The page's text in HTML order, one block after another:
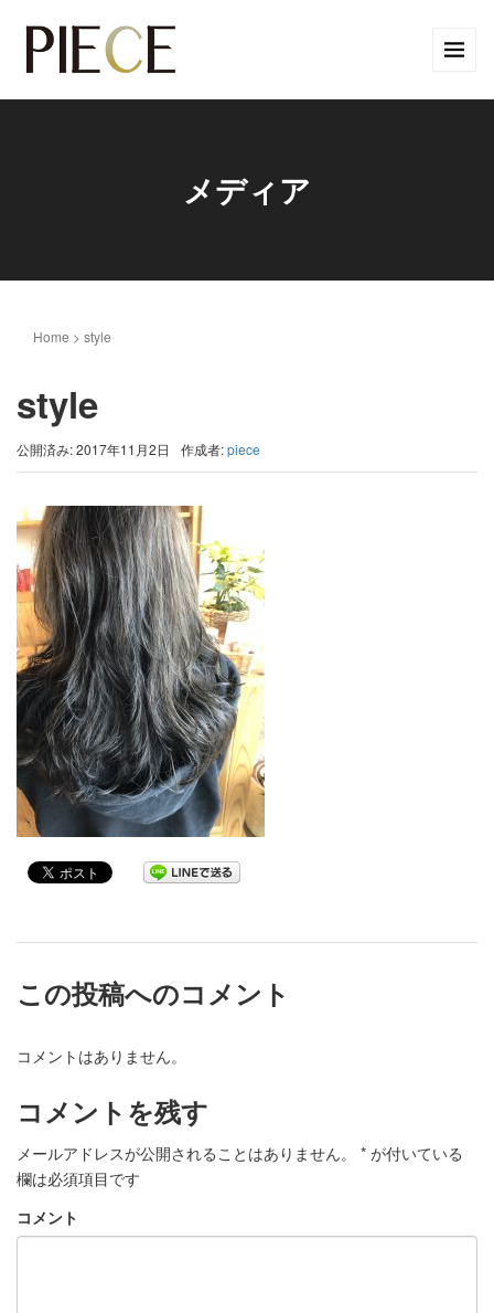
メディア
Home > style
style
公開済み: 2017年11月2日 作成者:piece
この投稿へのコメント
コメントはありません。
コメントを残す
メールアドレスが公開されることはありません。 * が付いている
欄は必須項目です
コメント